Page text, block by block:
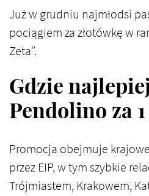
Już w grudniu najmłodsi
pociągiem za złotówkę w
Zeta”.
Gdzie
Pendolino za 1
Promocja obejmuje
przez EIP, w tym szybkie
Trójmiastem, Krakowem,